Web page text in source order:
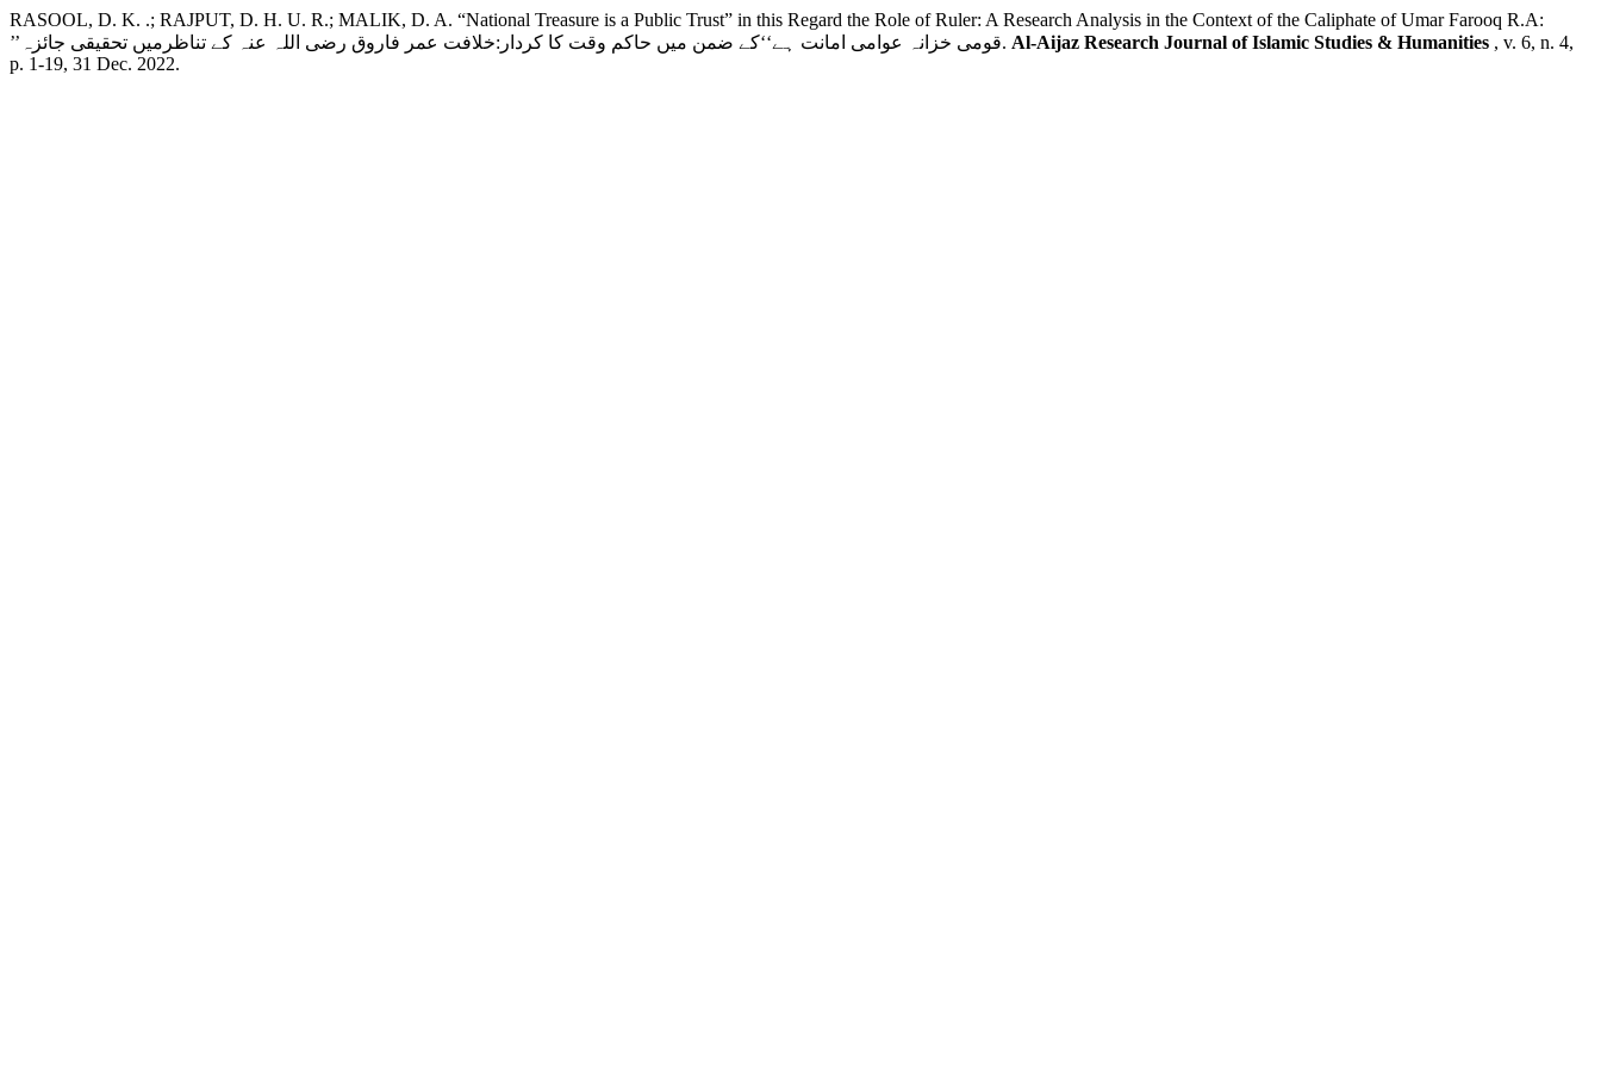
RASOOL, D. K. .; RAJPUT, D. H. U. R.; MALIK, D. A. “National Treasure is a Public Trust” in this Regard the Role of Ruler: A Research Analysis in the Context of the Caliphate of Umar Farooq R.A:
’’قومی خزانہ عوامی امانت ہے‘‘کے ضمن میں حاکم وقت کا کردار:خلافت عمر فاروق رضی اللہ عنہ کے تناظرمیں تحقیقی جائزہ. Al-Aijaz Research Journal of Islamic Studies & Humanities , v. 6, n. 4,
p. 1-19, 31 Dec. 2022.